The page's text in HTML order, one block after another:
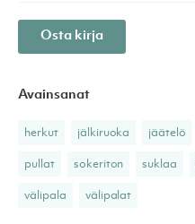
Osta kirja
Avainsanat
herkut jälkiruoka jäätelö
pullat sokeriton suklaa
välipala välipalat